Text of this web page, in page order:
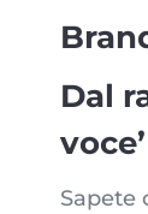
Dal
Sapete